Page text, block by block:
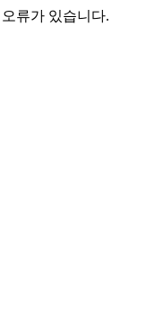
오류가 있습니다.